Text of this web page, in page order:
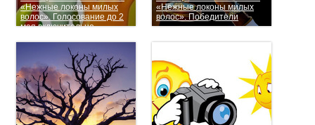
«Нежные локоны милых
волос». Голосование до 2
мая включительно.
«Нежные локоны милых
волос». Победители